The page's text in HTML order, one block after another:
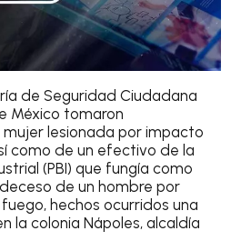
de Seguridad Ciudadana
México tomaron
lesionada por impacto
como de un efectivo de la
(PBI) que fungía como
de un hombre por
hechos ocurridos una
la colonia Nápoles, alcaldía